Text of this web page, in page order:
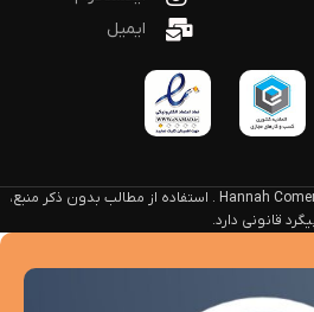
ایمیل
طراحی و توسعه توسط Hannah Comercial Group . استفاده از مطالب بدون ذکر منبع،
قانونی دارد.